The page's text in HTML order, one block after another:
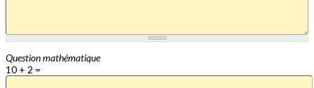
Question mathématique
10 + 2 =